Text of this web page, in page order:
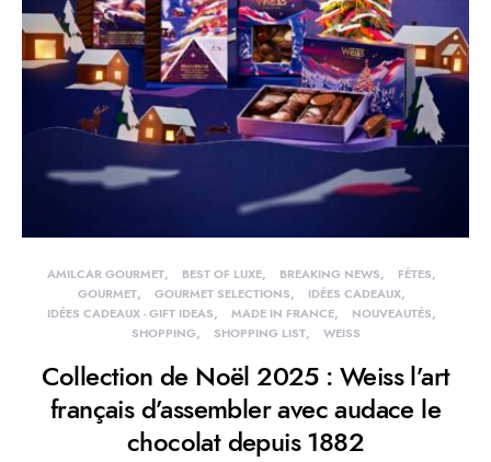
AMILCAR GOURMET BEST OF LUXE BREAKING NEWS
FÊTES
GOURMET
GOURMET SELECTIONS
IDÉES CADEAUX
IDÉES CADEAUX - GIFT IDEAS
MADE IN FRANCE
NOUVEAUTÉS
SHOPPING
SHOPPING LIST WEISS
Collection de Noël 2025 : Weiss l’art
français d’assembler avec audace le
chocolat depuis 1882